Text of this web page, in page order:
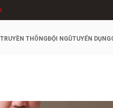
TRUYỀN THÔNGĐỘI NGŨTUYỂN DỤNG